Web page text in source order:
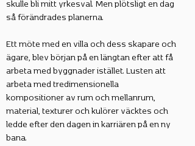
skulle bli mitt yrkesval. Men plötsligt en dag
så förändrades planerna.
Ett möte med en villa och dess skapare och
ägare, blev början på en längtan efter att få
arbeta med byggnader istället. Lusten att
arbeta med tredimensionella
kompositioner av rum och mellanrum,
material, texturer och kulörer väcktes och
ledde efter den dagen in karriären på en ny
bana.